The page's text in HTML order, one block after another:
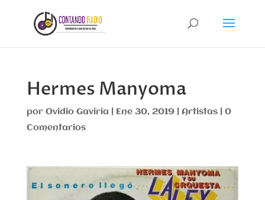
Hermes Manyoma
por Ovidio Gaviria Ene 30, 2019| Artistas| 0
Comentarios